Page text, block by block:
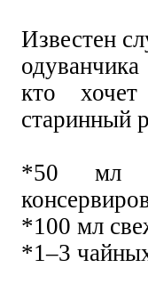
Известен
кто
старинный
*50 мл
*100 мл
*1–3